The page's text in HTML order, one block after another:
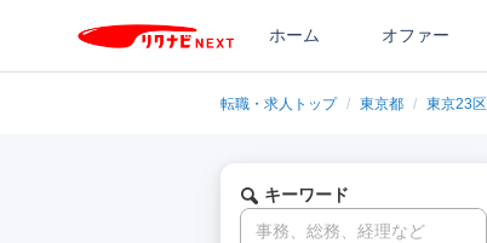
ホーム オファー
転職・求人トップ / 東京都 / 東京23区
キーワード